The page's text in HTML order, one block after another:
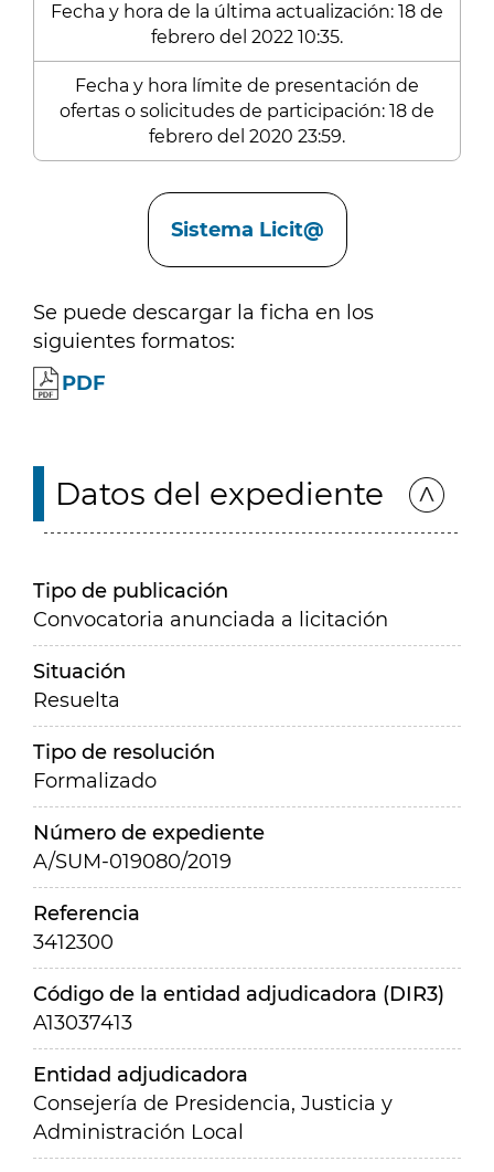
Fecha y hora de la última actualización: 18 de
febrero del 2022 10:35.
Fecha y hora límite de presentación de
ofertas o solicitudes de participación: 18 de
febrero del 2020 23:59.
Sistema Licit@
Se puede descargar la ficha en los
siguientes formatos:
PDF
Datos del expediente
Tipo de publicación
Convocatoria anunciada a licitación
Situación
Resuelta
Tipo de resolución
Formalizado
Número de expediente
A/SUM-019080/2019
Referencia
3412300
Código de la entidad adjudicadora (DIR3)
A13037413
Entidad adjudicadora
Consejería de Presidencia, Justicia y
Administración Local